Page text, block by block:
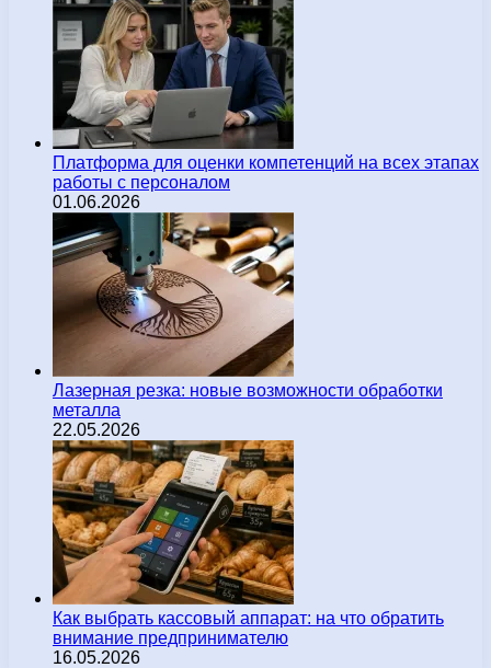
Платформа для оценки компетенций на всех этапах
работы с персоналом
01.06.2026
Лазерная резка: новые возможности обработки
металла
22.05.2026
Как выбрать кассовый аппарат: на что обратить
внимание предпринимателю
16.05.2026